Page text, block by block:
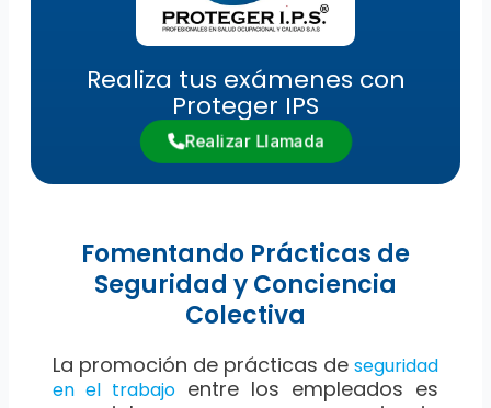
Realiza tus exámenes con
Proteger IPS
Realizar Llamada
Fomentando Prácticas de
Seguridad y Conciencia
Colectiva
La promoción de prácticas deseguridad
en el trabajoentre los empleados es